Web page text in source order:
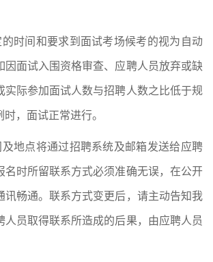
时间和要求到面试考场候考的视为自动
因面试入围资格审查、应聘人员放弃或缺
实际参加面试人数与招聘人数之比低于规
，面试正常进行。
及地点将通过招聘系统及邮箱发送给应聘
名时所留联系方式必须准确无误，在公开
讯畅通。联系方式变更后，请主动告知我
人员取得联系所造成的后果，由应聘人员